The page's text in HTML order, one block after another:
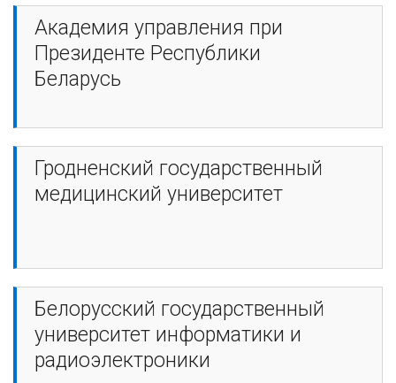
Академия управления при
Президенте Республики
Беларусь
Гродненский государственный
медицинский университет
Белорусский государственный
университет информатики и
радиоэлектроники